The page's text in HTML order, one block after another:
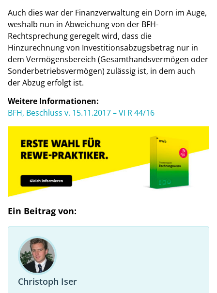
Auch dies war der Finanzverwaltung ein Dorn im Auge,
weshalb nun in Abweichung von der BFH-
Rechtsprechung geregelt wird, dass die
Hinzurechnung von Investitionsabzugsbetrag nur in
dem Vermögensbereich (Gesamthandsvermögen oder
Sonderbetriebsvermögen) zulässig ist, in dem auch
der Abzug erfolgt ist.
Weitere Informationen:
BFH, Beschluss v. 15.11.2017 – VI R 44/16
Ein Beitrag von:
Christoph Iser